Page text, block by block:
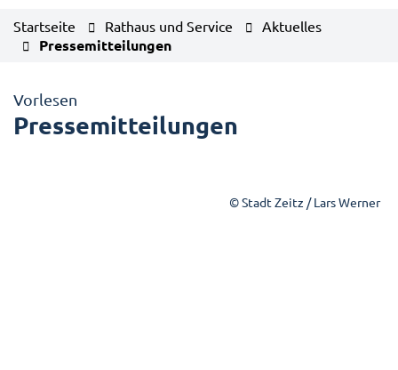
Startseite Rathaus und Service Aktuelles
Pressemitteilungen
Vorlesen
Pressemitteilungen
© Stadt Zeitz / Lars Werner